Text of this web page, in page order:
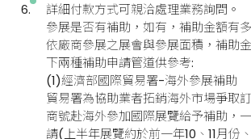
詳細付款方式可親洽處理業務詢問。
參展是否有補助，如有，補助金額有
依廠商參展之展會與參展面積，補助
下兩種補助申請管道供參考:
(1)經濟部國際貿易署-海外參展補助
貿易署為協助業者拓銷海外市場爭取
商號赴海外參加國際展覽給予補助，
請(上半年展覽約於前一年10、11月份